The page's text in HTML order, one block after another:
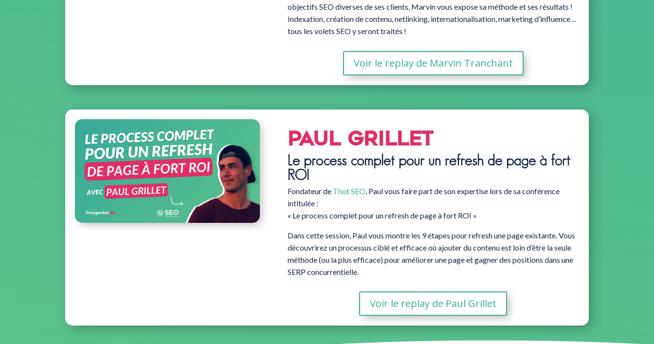
objectifs SEO diverses de ses clients, Marvin vous expose sa méthode et ses résultats !
Indexation, création de contenu, netlinking, internationalisation, marketing d’influence…
tous les volets SEO y seront traités !
Voir le replay de Marvin Tranchant
Paul Grillet
Le process complet pour un refresh de page à fort
ROI
Fondateur de Thot SEO , Paul vous faire part de son expertise lors de sa conférence
intitulée :
« Le process complet pour un refresh de page à fort ROI »
Dans cette session, Paul vous montre les 9 étapes pour refresh une page existante. Vous
découvrirez un processus ciblé et efficace où ajouter du contenu est loin d’être la seule
méthode (ou la plus efficace) pour améliorer une page et gagner des positions dans une
SERP concurrentielle.
Voir le replay de Paul Grillet